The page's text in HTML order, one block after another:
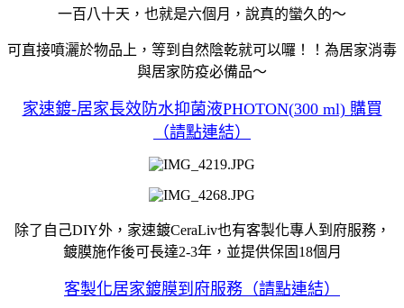
一百八十天，也就是六個月，說真的蠻久的～
可直接噴灑於物品上，等到自然陰乾就可以囉！！為居家消毒
與居家防疫必備品～
家速鍍-居家長效防水抑菌液PHOTON(300 ml) 購買
（請點連結）
除了自己DIY外，家速鍍CeraLiv也有客製化專人到府服務，
鍍膜施作後可長達2-3年，並提供保固18個月
客製化居家鍍膜到府服務（請點連結）